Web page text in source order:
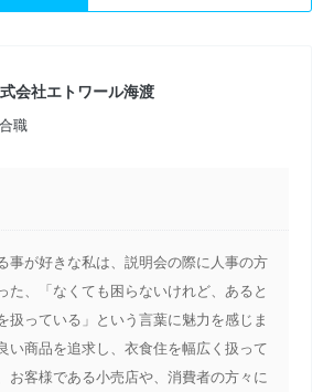
会社エトワール海渡
職
事が好きな私は、説明会の際に人事の方
た、「なくても困らないけれど、あると
扱っている」という言葉に魅力を感じま
い商品を追求し、衣食住を幅広く扱って
お客様である小売店や、消費者の方々に